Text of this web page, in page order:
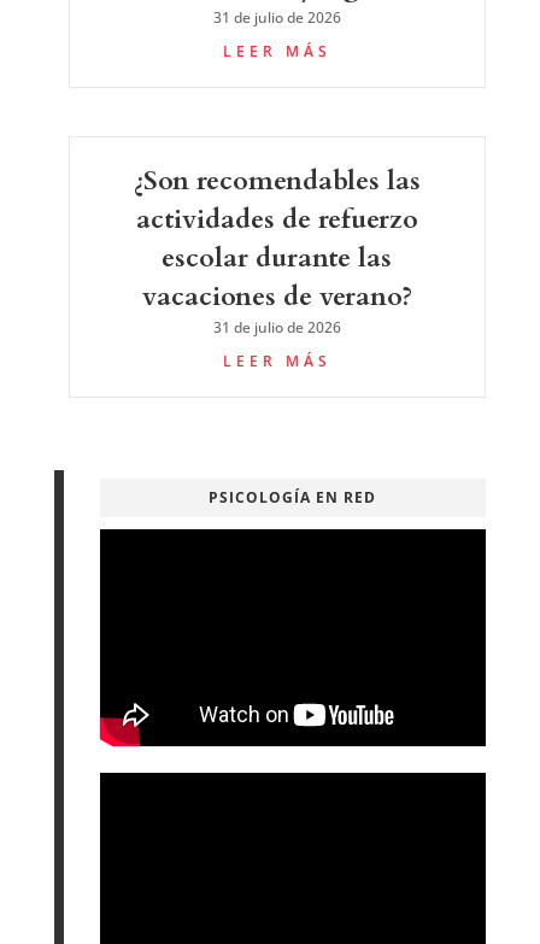
31 de julio de 2026
LEER MÁS
¿Son recomendables las
actividades de refuerzo
escolar durante las
vacaciones de verano?
31 de julio de 2026
LEER MÁS
PSICOLOGÍA EN RED